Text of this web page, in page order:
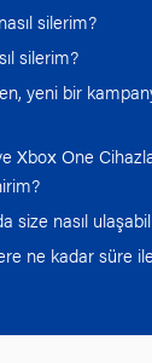
silerim?
silerim?
yeni bir
Xbox One
size nasıl
ne kadar süre